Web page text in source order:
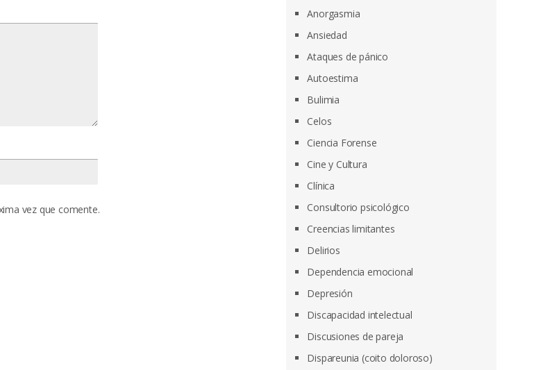
vez que comente.
Anorgasmia
Ansiedad
Ataques de pánico
Autoestima
Bulimia
Celos
Ciencia Forense
Cine y Cultura
Clínica
Consultorio psicológico
Creencias limitantes
Delirios
Dependencia emocional
Depresión
Discapacidad intelectual
Discusiones de pareja
Dispareunia (coito doloroso)